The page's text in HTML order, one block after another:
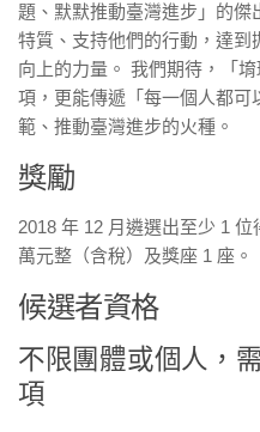
題、默默推動臺灣進步」的
特質、支持他們的行動，達
向上的力量。 我們期待，「
項，更能傳遞「每一個人都
範、推動臺灣進步的火種。
獎勵
2018 年 12 月遴選出至少 1
萬元整（含稅）及獎座 1 座。
候選者資格
不限團體或個人，
項